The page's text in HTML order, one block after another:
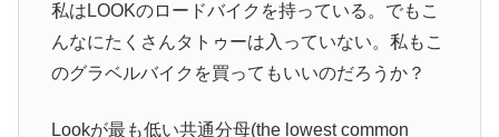
私はLOOKのロードバイクを持っている。でもこ
んなにたくさんタトゥーは入っていない。私もこ
のグラベルバイクを買ってもいいのだろうか？
Lookが最も低い共通分母(the lowest common